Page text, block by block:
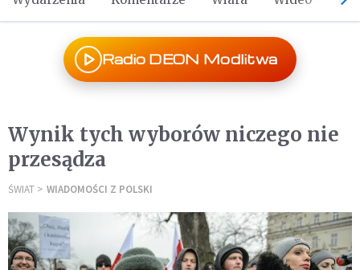
Radio DEON Modlitwa
Wynik tych wyborów niczego nie
przesądza
ŚWIAT WIADOMOŚCI Z POLSKI